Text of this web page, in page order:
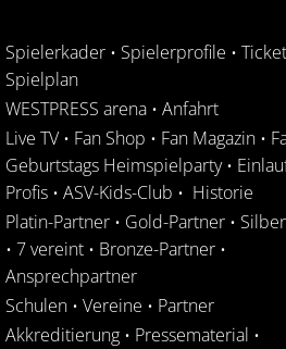
Spielerkader • Spielerprofile •
Spielplan
WESTPRESS arena • Anfahrt
Live TV • Fan Shop • Fan Magazin •
Geburtstags Heimspielparty•
Profis • ASV-Kids-Club • Historie
Platin-Partner • Gold-Partner •
• 7 vereint • Bronze-Partner •
Ansprechpartner
Schulen • Vereine • Partner
Akkreditierung • Pressematerial •